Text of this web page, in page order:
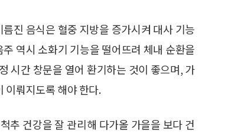
진 음식은 혈중 지방을 증가시켜 대사 기능
역시 소화기 기능을 떨어뜨려 체내 순환을
시간 창문을 열어 환기하는 것이 좋으며, 가
이뤄지도록 해야 한다.
추 건강을 잘 관리해 다가올 가을을 보다 건